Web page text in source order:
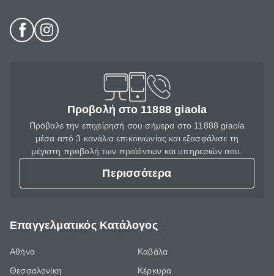
Προβολή στο 11888 giaola
Πρόβαλε την επιχείρησή σου σήμερα στο 11888 giaola
μέσα από 3 κανάλια επικοινωνίας και εξασφάλισε τη
μέγιστη προβολή των προϊόντων και υπηρεσιών σου.
Περισσότερα
Επαγγελματικός Κατάλογος
Αθήνα
Θεσσαλονίκη
Καβάλα
Κέρκυρα